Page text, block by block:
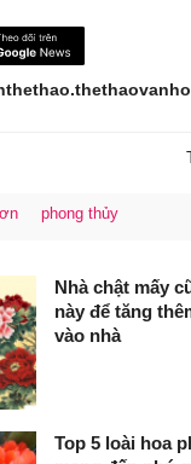
phong thủy
Nhà chật mấy
này để tăng
vào nhà
Top 5 loài hoa